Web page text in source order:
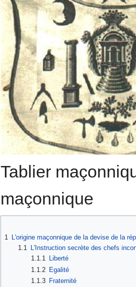
Tablier
maçonnique
1 L'origine maçonnique de la devise de la
1.1
L'Instruction secrète des chefs
1.1.1 Liberté
1.1.2 Egalité
1.1.3 Fraternité